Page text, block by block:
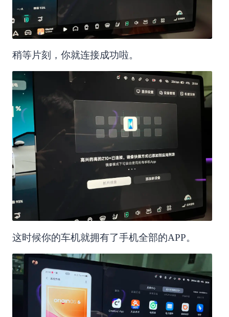
稍等片刻，你就连接成功啦。
这时候你的车机就拥有了手机全部的APP。